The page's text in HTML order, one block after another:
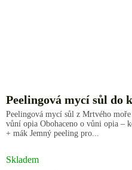
Peelingová mycí sůl do
Peelingová mycí sůl z Mrtvého
vůní opia Obohaceno o vůni opia –
+ mák Jemný peeling pro...
Skladem